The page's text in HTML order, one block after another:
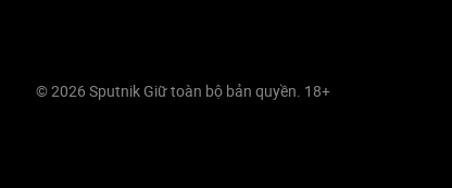
© 2026 Sputnik Giữ toàn bộ bản quyền. 18+